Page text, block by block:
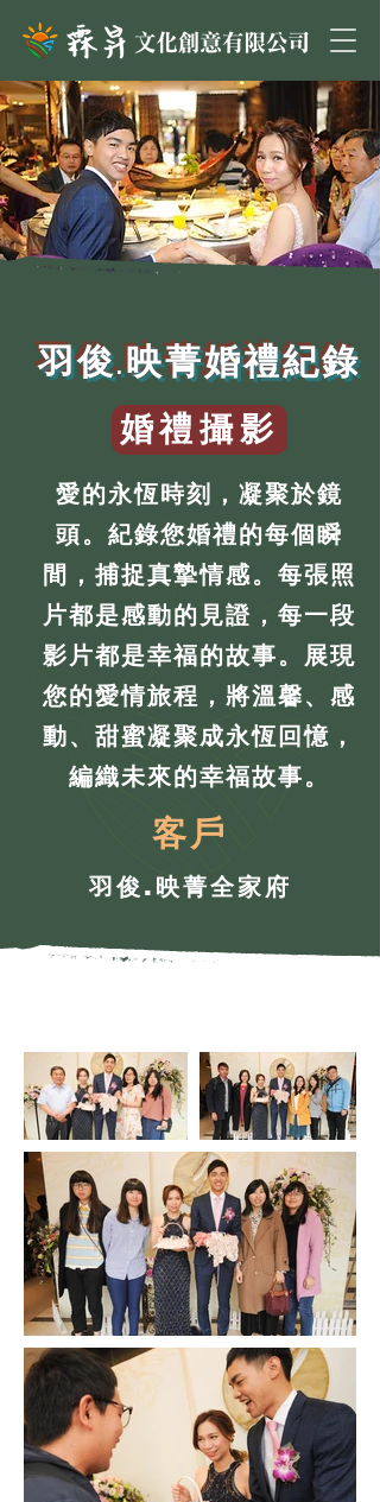
羽俊.映菁婚禮紀錄
婚禮攝影
愛的永恆時刻，凝聚於鏡
頭。紀錄您婚禮的每個瞬
間，捕捉真摯情感。每張照
片都是感動的見證，每一段
影片都是幸福的故事。展現
您的愛情旅程，將溫馨、感
動、甜蜜凝聚成永恆回憶，
編織未來的幸福故事。
客戶
羽俊.映菁全家府